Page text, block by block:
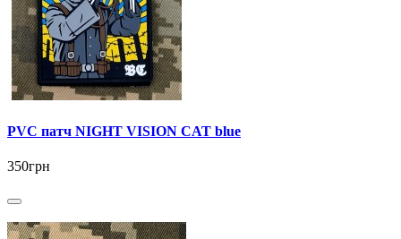
PVC патч NIGHT VISION CAT blue
350грн